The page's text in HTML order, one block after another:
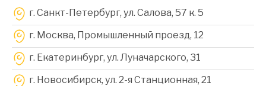
г. Санкт-Петербург, ул. Салова, 57 к. 5
г. Москва, Промышленный проезд, 12
г. Екатеринбург, ул. Луначарского, 31
г. Новосибирск, ул. 2-я Станционная, 21